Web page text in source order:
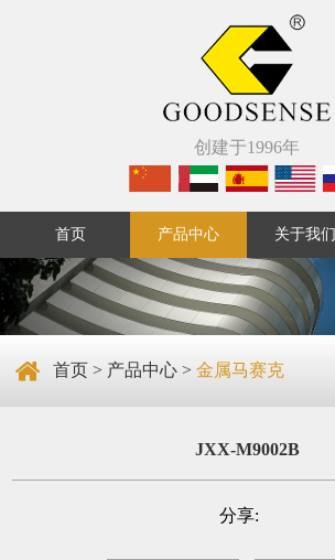
创建于1996年
首页 产品中心 关于我们
首页 > 产品中心 >金属马赛克
JXX-M9002B
分享: